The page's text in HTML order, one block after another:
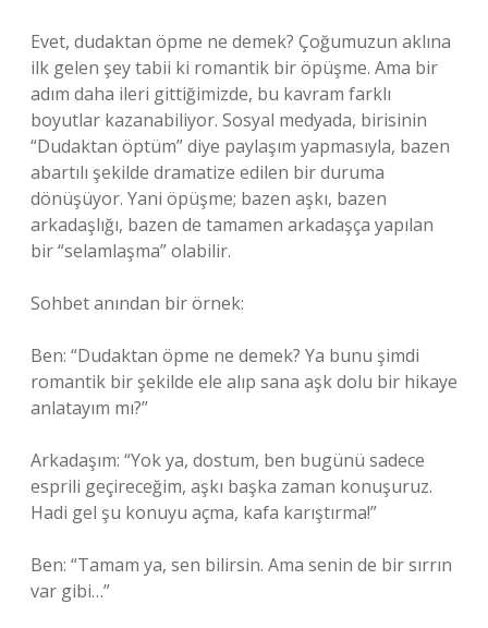
Evet, dudaktan öpme ne demek? Çoğumuzun aklına
ilk gelen şey tabii ki romantik bir öpüşme. Ama bir
adım daha ileri gittiğimizde, bu kavram farklı
boyutlar kazanabiliyor. Sosyal medyada, birisinin
“Dudaktan öptüm” diye paylaşım yapmasıyla, bazen
abartılı şekilde dramatize edilen bir duruma
dönüşüyor. Yani öpüşme; bazen aşkı, bazen
arkadaşlığı, bazen de tamamen arkadaşça yapılan
bir “selamlaşma” olabilir.
Sohbet anından bir örnek:
Ben: “Dudaktan öpme ne demek? Ya bunu şimdi
romantik bir şekilde ele alıp sana aşk dolu bir hikaye
anlatayım mı?”
Arkadaşım: “Yok ya, dostum, ben bugünü sadece
esprili geçireceğim, aşkı başka zaman konuşuruz.
Hadi gel şu konuyu açma, kafa karıştırma!”
Ben: “Tamam ya, sen bilirsin. Ama senin de bir sırrın
var gibi…”